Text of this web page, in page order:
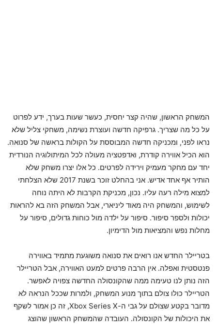
המשחק הראשון, שהיה קצר יחסית, כעשר שעות בערך, ידע לפרוט
על כל מה שצריך. גרפיקה חדשה ועוצרת נשימה, משחקי צליל שלא
נראו לפני, ומכניקה חדשה המבוססת על הקולות בראשה של סנואה.
הוא הכיל אווירה קודרת, ואדפטציה מעולה לכל המיתולוגיה הנורדית
יחד עם מחקר מעמיק וירידה לפרטים. כל אלו יצרו משחק שלא
הותיר אף אחד אדיש. אני בהחלט זוכר בשנת 2017 שלא הצלחתי
למצוא מילה רעה עליו. נכון, מכניקת הקרבות לא היתה נוחה
לשימוש, והמשחק היה מאוד ליניארי, אבל המשחק הזה בא להראות
יכולות ולספר סיפור. סיפור על ילדה מול כוחות גדולים, סיפור על
מחלות נפש והמציאות מול הדימיון.
בטריילר החדש אנו רואים את סנואה משוגעת מתמיד באווירה
פנטסטית ואפלה. אין הרבה פרטים למעט האווירה, אבל הטריילר
הזה נותן לנו טעימה ממה שהקונסולה החדשה צפויה לאפשר.
הטריילר כולו צולם בתוך מנוע המשחק, ולמרות שככל הנראה לא
מדובר בקטע שצולם על גבי ה-Xbox Series X, זה כן אמור לשקף
את היכולות של הקונסולה. העובדה שהמשחק הראשון שהוצג